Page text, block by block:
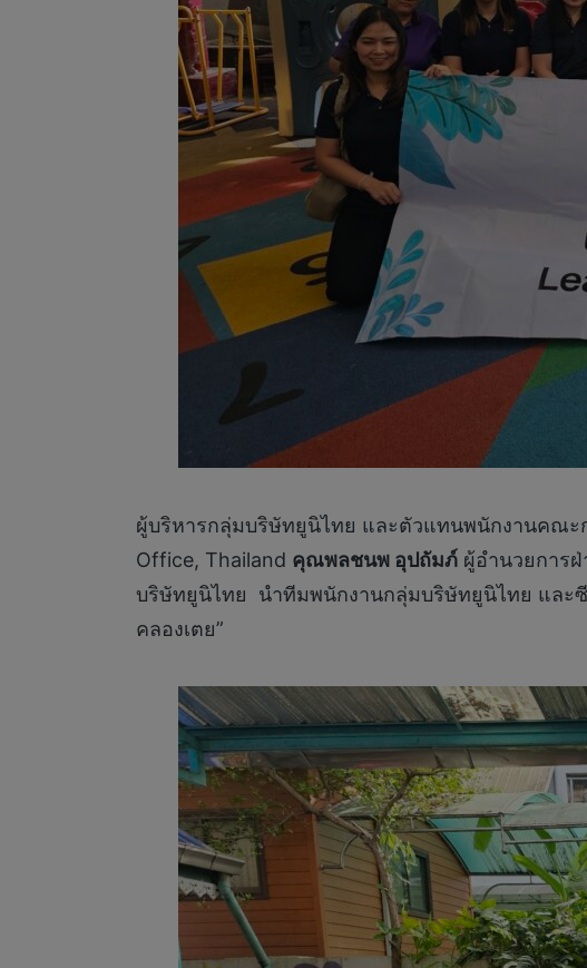
ผู้บริหารกลุ่มบริษัทยูนิไทย และตัวแทนพนักงานคณะ
Office, Thailand คุณพลชนพ อุปถัมภ์ ผู้อำนวยการ
บริษัทยูนิไทย นำทีมพนักงานกลุ่มบริษัทยูนิไทย และ
คลองเตย”